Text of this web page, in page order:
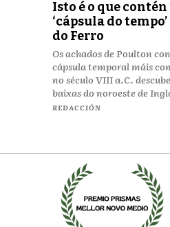
Isto é o que
‘cápsula do
do Ferro
Os achados de Poulton
cápsula temporal máis
no século VIII a.C.
baixas do noroeste de
REDACCIÓN